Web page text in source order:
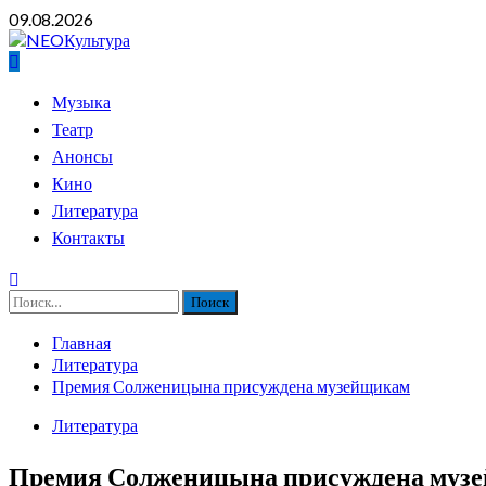
Перейти
к
содержимому
09.08.2026
ОсновноеМузыка
Театр
Анонсы
Кино
Литература
Контакты
Найти:
Главная
Литература
Премия Солженицына присуждена музейщикам
Литература
Премия Солженицына присуждена